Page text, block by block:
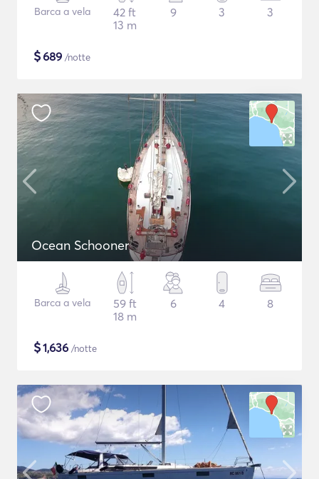
Barca a vela
42 ft
13 m
9 3 3
$689 /notte
Ocean Schooner
Barca a vela
59 ft
18 m
6 4 8
$1,636 /notte